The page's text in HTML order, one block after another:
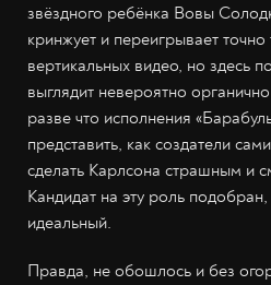
звёздного ребёнка Вовы
кринжует и переигрывает точно
вертикальных видео, но здесь
выглядит невероятно
разве что исполнения
представить, как создатели
сделать Карлсона страшным и
Кандидат на эту роль
идеальный.
Правда, не обошлось и без